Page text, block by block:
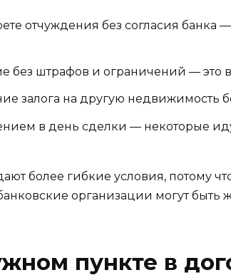
отчуждения без согласия банка
без штрафов и ограничений — это
залога на другую недвижимость
в день сделки — некоторые
более гибкие условия, потому
организации могут быть
пункте в